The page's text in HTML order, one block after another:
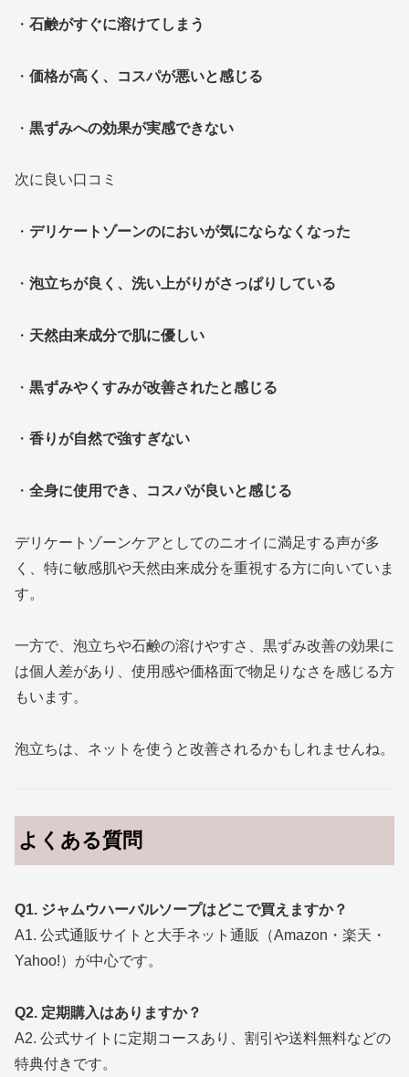
・ 石鹸がすぐに溶けてしまう
・ 価格が高く、コスパが悪いと感じる
・ 黒ずみへの効果が実感できない
次に良い口コミ
・ デリケートゾーンのにおいが気にならなくなった
・ 泡立ちが良く、洗い上がりがさっぱりしている
・ 天然由来成分で肌に優しい
・ 黒ずみやくすみが改善されたと感じる
・ 香りが自然で強すぎない
・ 全身に使用でき、コスパが良いと感じる
デリケートゾーンケアとしてのニオイに満足する声が多
く、特に敏感肌や天然由来成分を重視する方に向いていま
す。
一方で、泡立ちや石鹸の溶けやすさ、黒ずみ改善の効果に
は個人差があり、使用感や価格面で物足りなさを感じる方
もいます。
泡立ちは、ネットを使うと改善されるかもしれませんね。
よくある質問
Q1. ジャムウハーバルソープはどこで買えますか？
A1. 公式通販サイトと大手ネット通販（Amazon・楽天・
Yahoo!）が中心です。
Q2. 定期購入はありますか？
A2. 公式サイトに定期コースあり、割引や送料無料などの
特典付きです。